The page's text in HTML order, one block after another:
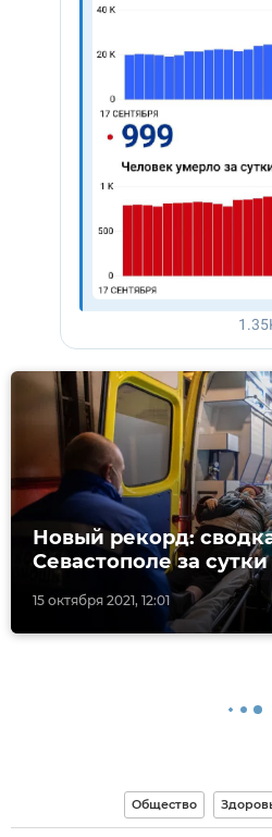
15 октября 2021, 12:01
Новый рекорд:
Севастополе за сутки
Общество